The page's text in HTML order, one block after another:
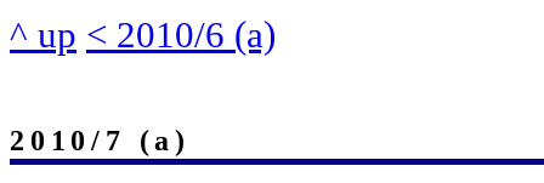
^ up < 2010/6 (a)
2010/7 (a)